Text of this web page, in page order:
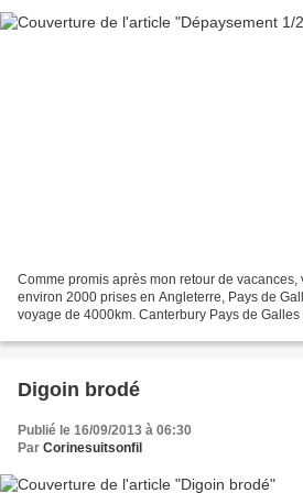
Comme promis après mon retour de
environ 2000 prises en Angleterre, Pays de
voyage de 4000km. Canterbury Pays de
Digoin brodé
Publié le 16/09/2013 à 06:30
Par Corinesuitsonfil